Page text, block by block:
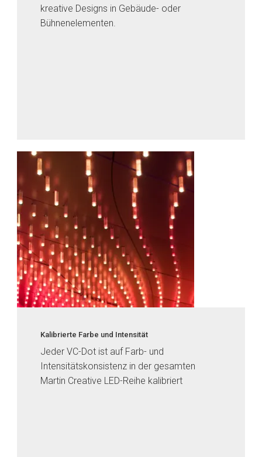
kreative Designs in Gebäude- oder
Bühnenelementen.
Kalibrierte Farbe und Intensität
Jeder VC-Dot ist auf Farb- und
Intensitätskonsistenz in der gesamten
Martin Creative LED-Reihe kalibriert